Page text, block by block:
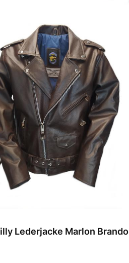
Lederjacke Marlon Brando